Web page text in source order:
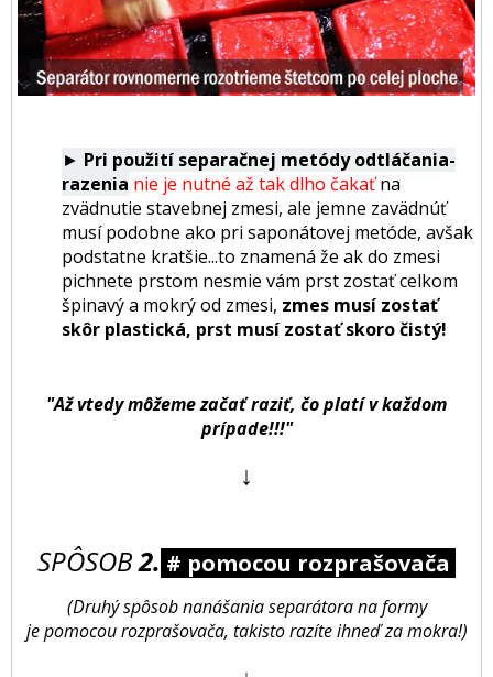
► Pri použití separačnej metódy odtláčania-
razenia nie je nutné až tak dlho čakaťna
zvädnutie stavebnej zmesi, ale jemne zavädnúť
musí podobne ako pri saponátovej metóde, avšak
podstatne kratšie...to znamená že ak do zmesi
pichnete prstom nesmie vám prst zostať celkom
špinavý a mokrý od zmesi, zmes musí zostať
skôr plastická, prst musí zostať skoro čistý!
"Až vtedy môžeme začať raziť, čo platí v každom
prípade!!!"
↓
SPÔSOB2. # pomocou rozprašovača
(Druhý spôsob nanášania separátora na formy
je pomocou rozprašovača, takisto razíte ihneď za mokra!)